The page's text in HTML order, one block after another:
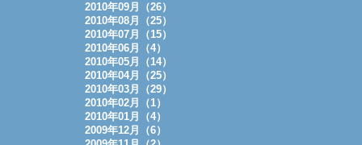
2010年09月（26）
2010年08月（25）
2010年07月（15）
2010年06月（4）
2010年05月（14）
2010年04月（25）
2010年03月（29）
2010年02月（1）
2010年01月（4）
2009年12月（6）